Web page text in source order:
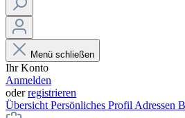
Menü schließen
Ihr Konto
Anmelden
oderregistrieren
Übersicht Persönliches Profil Adressen